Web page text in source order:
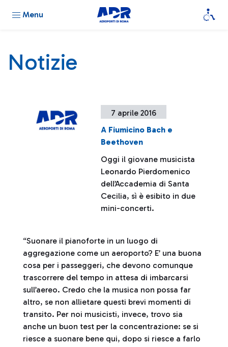
Menu
Notizie
7 aprile 2016
A Fiumicino Bach e
Beethoven
Oggi il giovane musicista
Leonardo Pierdomenico
dell’Accademia di Santa
Cecilia, sì è esibito in due
mini-concerti.
“Suonare il pianoforte in un luogo di
aggregazione come un aeroporto? E’ una buona
cosa per i passeggeri, che devono comunque
trascorrere del tempo in attesa di imbarcarsi
sull’aereo. Credo che la musica non possa far
altro, se non allietare questi brevi momenti di
transito. Per noi musicisti, invece, trovo sia
anche un buon test per la concentrazione: se si
riesce a suonare bene qui, dopo si riesce a farlo